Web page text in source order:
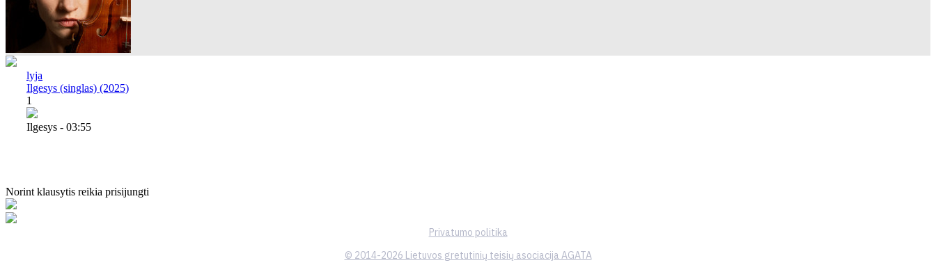
lyja
Ilgesys (singlas) (2025)
1
Ilgesys - 03:55
Norint klausytis reikia prisijungti
Privatumo politika
© 2014-2026 Lietuvos gretutinių teisių asociacija AGATA